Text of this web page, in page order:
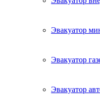
Эвакуатор
Эвакуатор
Эвакуатор